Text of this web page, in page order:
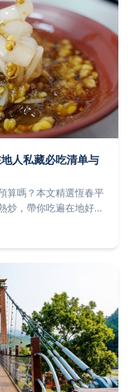
人私藏必吃清单与
算嗎？本文精選恆春平
炒，帶你吃遍在地好味
、市場隱藏版美食，